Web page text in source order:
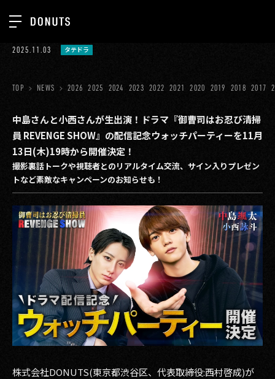
ジョブカン
ゲーム
ミクチャ
医療(CLIUS)
出版メディア
美少女図鑑
イベント
タテドラ
その他事業
2026
TOP
ABOUT
SERVICES
GROUP
RECRUIT
CONTACT
PRIVACY POLICY
2025.11.03 タテドラ
TOP NEWS 2026 2025 2024 2023 2022 2021 2020 2019 2018 2017
中島さんと小西さんが生出演！ドラマ『御曹司はお忍び清掃
員 REVENGE SHOW』の配信記念ウォッチパーティーを11月
13日(木)19時から開催決定！
撮影裏話トークや視聴者とのリアルタイム交流、サイン入りプレゼン
トなど素敵なキャンペーンのお知らせも！
株式会社DONUTS(東京都渋谷区、代表取締役:西村啓成)が